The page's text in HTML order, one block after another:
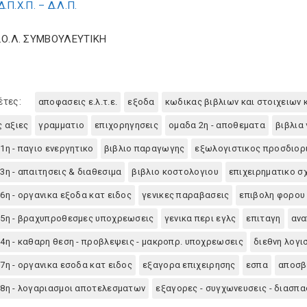
– Δ.Λ.Π.
ΣΥΜΒΟΥΛΕΥΤΙΚΗ
αποφασεις ε.λ.τ.ε. εξοδα κωδικας βιβλιων και στοιχειων
αξιες γραμματιο επιχορηγησεις ομαδα 2η - αποθεματα βιβλια
- παγιο ενεργητικο βιβλιο παραγωγης εξωλογιστικος
- απαιτησεις & διαθεσιμα βιβλιο κοστολογιου επιχειρηματικο
- οργανικα εξοδα κατ ειδος γενικες παραβασεις επιβολη φορου
- βραχυπροθεσμες υποχρεωσεις γενικα περι εγλς επιταγη
- καθαρη θεση - προβλεψεις - μακροπρ. υποχρεωσεις διεθνη
- οργανικα εσοδα κατ ειδος εξαγορα επιχειρησης εσπα
- λογαριασμοι αποτελεσματων εξαγορες - συγχωνευσεις -